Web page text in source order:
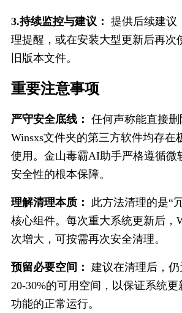
3.持续监控与建议： 提供后续建议
理提醒，或在安装大型更新后再次
旧版本文件。
重要注​意事项
严守安全底线： 任何声称能直接
Winsxs文件夹的第三方软件均存在
使用。金山毒霸AI助手严格遵循微
安全性的根本保障。
理解清理本质：
此方法清理的是“
核心组件。每次重大系统更新后，
次增大，可按需再次安全清理。
预留必要空间： 建议在清理后，
20-30%的可用空间，以保证系统
功能的正常运行。